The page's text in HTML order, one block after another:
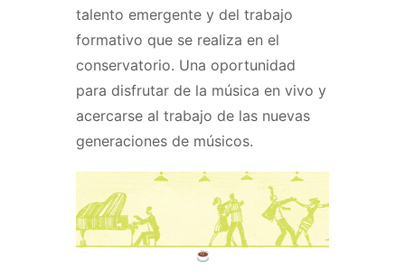
talento emergente y del trabajo
formativo que se realiza en el
conservatorio. Una oportunidad
para disfrutar de la música en vivo y
acercarse al trabajo de las nuevas
generaciones de músicos.